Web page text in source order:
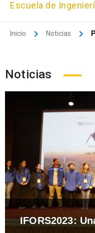
Escuela de
Inicio Noticias
Noticias
IFORS2023: